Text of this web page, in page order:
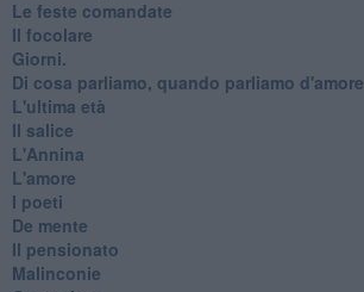
Le feste comandate
Il focolare
Giorni.
Di cosa parliamo, quando parliamo d'amore
L'ultima età
Il salice
L'Annina
L'amore
I poeti
De mente
Il pensionato
Malinconie